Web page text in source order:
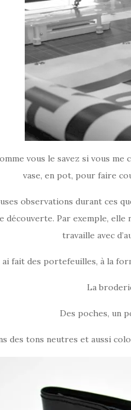
vous le savez si vous
vase, en pot, pour faire
observations durant ces
découverte. Par exemple, elle
travaille avec
ai fait des portefeuilles, à la
La
Des poches, un
des tons neutres et aussi